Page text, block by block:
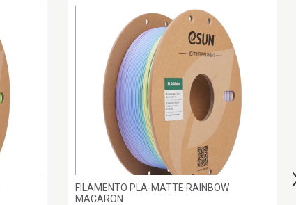
FILAMENTO PLA-MATTE RAINBOW
MACARON